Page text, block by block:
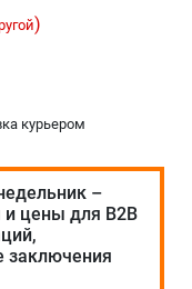
)
курьером
–
и цены для В2В
заключения